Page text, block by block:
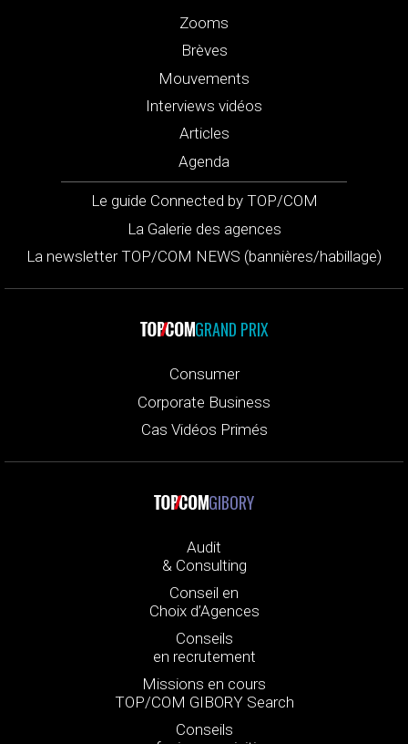
Zooms
Brèves
Mouvements
Interviews vidéos
Articles
Agenda
Le guide Connected by TOP/COM
La Galerie des agences
La newsletter TOP/COM NEWS (bannières/habillage)
GRAND PRIX
Consumer
Corporate Business
Cas Vidéos Primés
GIBORY
Audit
& Consulting
Conseil en
Choix d’Agences
Conseils
en recrutement
Missions en cours
TOP/COM GIBORY Search
Conseils